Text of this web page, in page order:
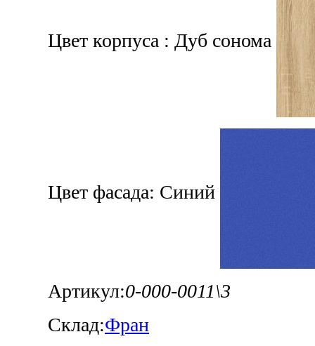
Цвет корпуса : Дуб сонома
Цвет фасада: Синий
Артикул:0-000-0011\3
Склад:Фран